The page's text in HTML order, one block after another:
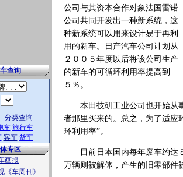
查询
分类查询
车 旅行车
客车 货车
专区
画报
《车周刊》
公司与其资本合作对象法国雷诺
公司共同开发出一种新系统，这
种新系统可以用来设计易于再利
用的新车。日产汽车公司计划从
２００５年度以后将该公司生产
的新车的可循环利用率提高到
５％。
本田技研工业公司也开始从事
者那里买来的。总之，为了适应
环利用率”。
目前日本国内每年废车约达５
万辆则被解体，产生的旧零部件